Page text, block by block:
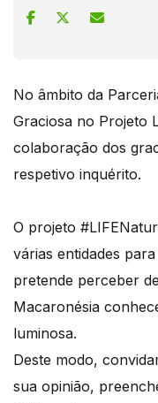
No âmbito da
Graciosa no Projeto
colaboração dos
respetivo inquérito.
O projeto
várias entidades
pretende perceber
Macaronésia
luminosa.
Deste modo,
sua opinião,